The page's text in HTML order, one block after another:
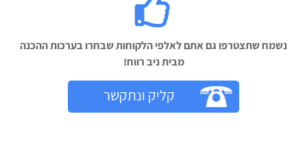
נשמח שתצטרפו גם אתם לאלפי הלקוחות שבחרו בערכות ההכנה
מבית ניב רווח!‬
קליק ונתקשר